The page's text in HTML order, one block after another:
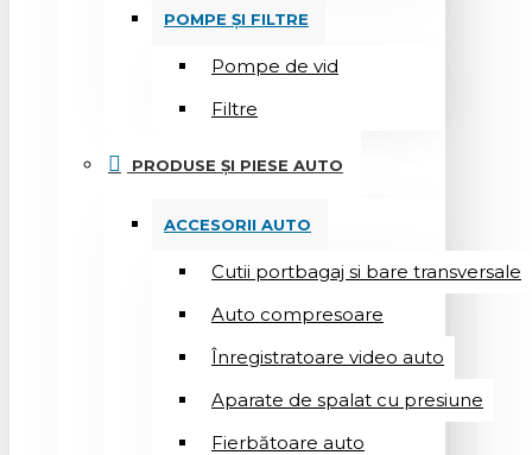
POMPE ȘI FILTRE
Pompe de vid
Filtre
PRODUSE ȘI PIESE AUTO
ACCESORII AUTO
Cutii portbagaj si bare transversale
Auto compresoare
Înregistratoare video auto
Aparate de spalat cu presiune
Fierbătoare auto